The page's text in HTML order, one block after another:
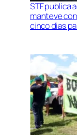
STF publica
manteve
cinco dias